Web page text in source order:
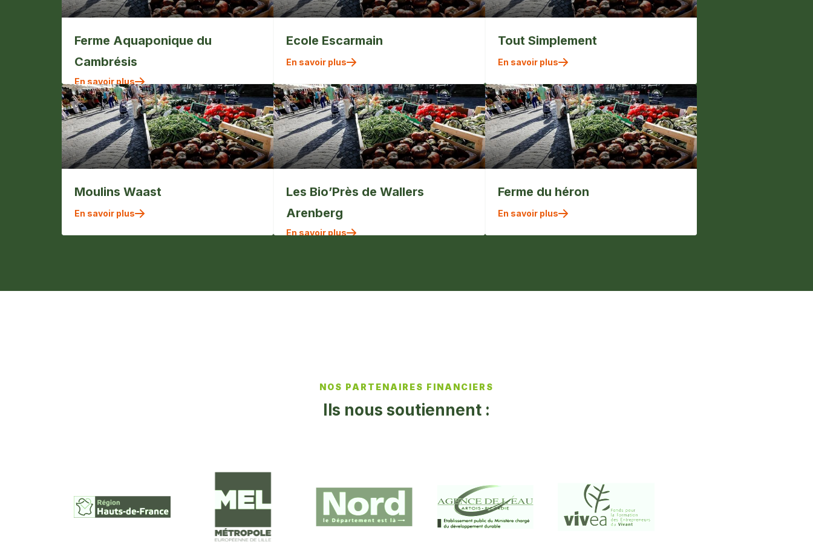
Ferme Aquaponique du
Cambrésis
En savoir plus
Ecole Escarmain
En savoir plus
Tout Simplement
En savoir plus
Moulins Waast
En savoir plus
Les Bio’Près de Wallers
Arenberg
En savoir plus
Ferme du héron
En savoir plus
NOS PARTENAIRES FINANCIERS
Ils nous soutiennent :